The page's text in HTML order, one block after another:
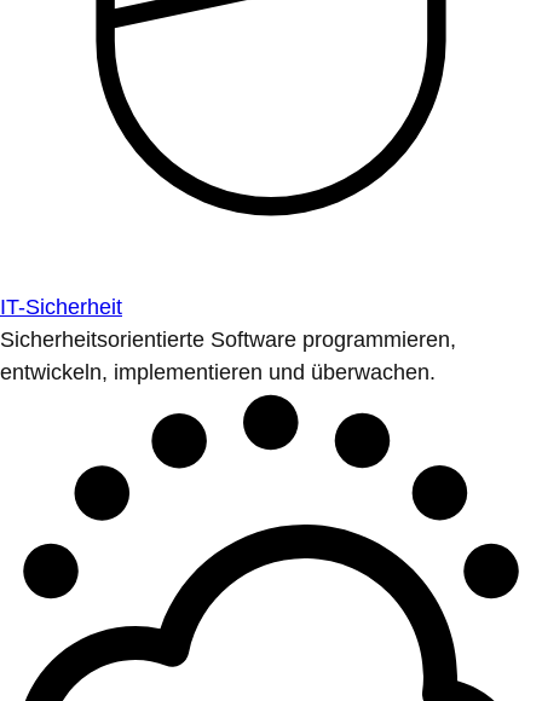
IT-Sicherheit
Sicherheitsorientierte Software programmieren,
entwickeln, implementieren und überwachen.